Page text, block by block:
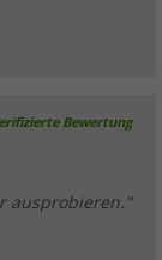
Bewertung
ausprobieren."